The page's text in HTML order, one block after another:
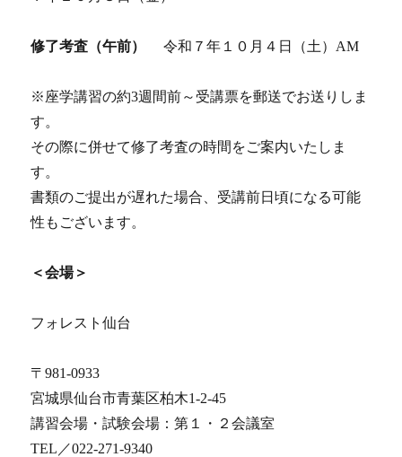
修了考査（午前）令和７年１０月４日（土）AM
※座学講習の約3週間前～受講票を郵送でお送りしま
す。
その際に併せて修了考査の時間をご案内いたしま
す。
書類のご提出が遅れた場合、受講前日頃になる可能
性もございます。
＜会場＞
フォレスト仙台
〒981-0933
宮城県仙台市青葉区柏木1-2-45
講習会場・試験会場：第１・２会議室
TEL／022-271-9340